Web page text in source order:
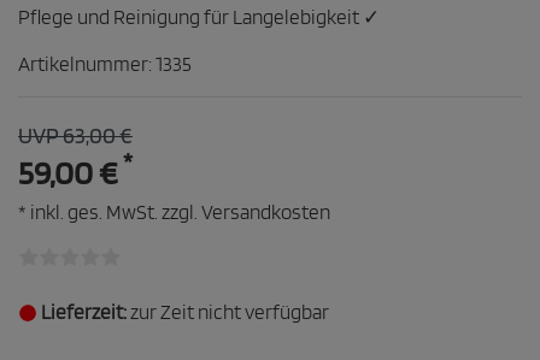
Pflege und Reinigung für Langelebigkeit ✓
Artikelnummer: 1335
UVP 63,00 €
59,00 €*
* inkl. ges. MwSt. zzgl. Versandkosten
Lieferzeit: zur Zeit nicht verfügbar